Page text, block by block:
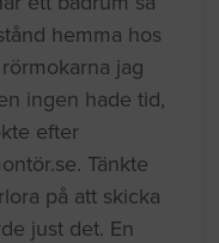
hemma hos
jag
ingen hade tid,
efter
Tänkte
på att skicka
just det. En